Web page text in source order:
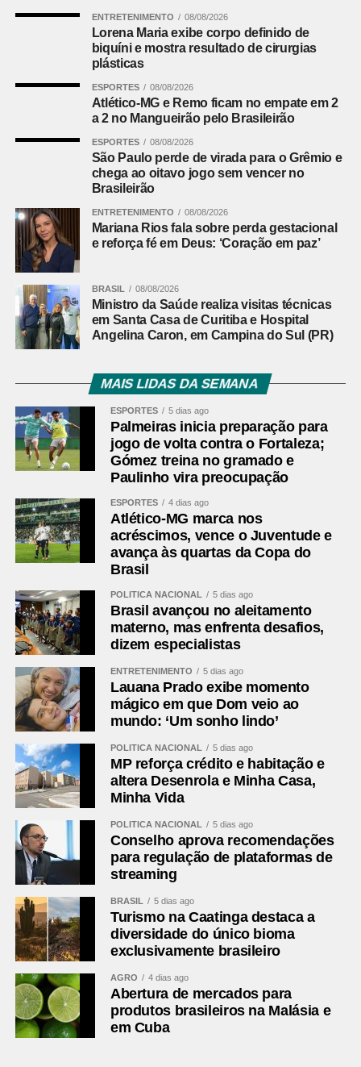
ENTRETENIMENTO 08/08/2026
Lorena Maria exibe corpo definido de
biquíni e mostra resultado de cirurgias
plásticas
ESPORTES 08/08/2026
Atlético-MG e Remo ficam no empate em 2
a 2 no Mangueirão pelo Brasileirão
ESPORTES 08/08/2026
São Paulo perde de virada para o Grêmio e
chega ao oitavo jogo sem vencer no
Brasileirão
ENTRETENIMENTO 08/08/2026
Mariana Rios fala sobre perda gestacional
e reforça fé em Deus: ‘Coração em paz’
BRASIL 08/08/2026
Ministro da Saúde realiza visitas técnicas
em Santa Casa de Curitiba e Hospital
Angelina Caron, em Campina do Sul (PR)
MAIS LIDAS DA SEMANA
ESPORTES 5 dias ago
Palmeiras inicia preparação para
jogo de volta contra o Fortaleza;
Gómez treina no gramado e
Paulinho vira preocupação
ESPORTES 4 dias ago
Atlético-MG marca nos
acréscimos, vence o Juventude e
avança às quartas da Copa do
Brasil
POLÍTICA NACIONAL 5 dias ago
Brasil avançou no aleitamento
materno, mas enfrenta desafios,
dizem especialistas
ENTRETENIMENTO 5 dias ago
Lauana Prado exibe momento
mágico em que Dom veio ao
mundo: ‘Um sonho lindo’
POLÍTICA NACIONAL 5 dias ago
MP reforça crédito e habitação e
altera Desenrola e Minha Casa,
Minha Vida
POLÍTICA NACIONAL 5 dias ago
Conselho aprova recomendações
para regulação de plataformas de
streaming
BRASIL 5 dias ago
Turismo na Caatinga destaca a
diversidade do único bioma
exclusivamente brasileiro
AGRO 4 dias ago
Abertura de mercados para
produtos brasileiros na Malásia e
em Cuba